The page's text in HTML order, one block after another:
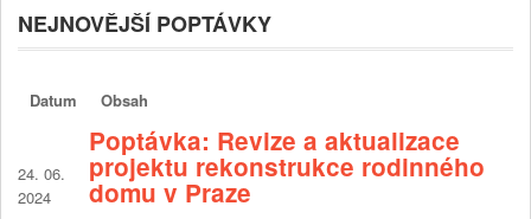
NEJNOVĚJŠÍ POPTÁVKY
Datum Obsah
24. 06.
2024
Poptávka: Revize a aktualizace
projektu rekonstrukce rodinného
domu v Praze